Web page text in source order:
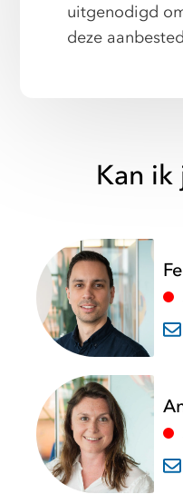
uitgenodigd
deze
Kan